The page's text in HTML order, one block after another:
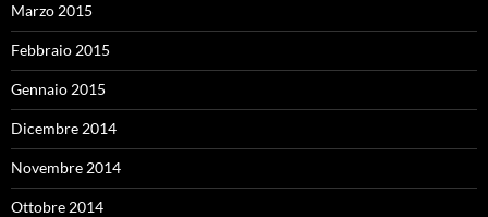
Marzo 2015
Febbraio 2015
Gennaio 2015
Dicembre 2014
Novembre 2014
Ottobre 2014